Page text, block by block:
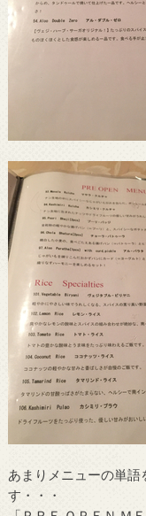
あまりメニューの単
す・・・